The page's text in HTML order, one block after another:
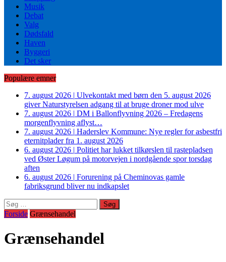
Musik
Debat
Valg
Dødsfald
Haven
Byggeri
Det sker
Populære emner
7. august 2026 | Ulvekontakt med børn den 5. august 2026
giver Naturstyrelsen adgang til at bruge droner mod ulve
7. august 2026 | DM i Ballonflyvning 2026 – Fredagens
morgenflyvning aflyst…
7. august 2026 | Haderslev Kommune: Nye regler for asbestfri
eternitplader fra 1. august 2026
6. august 2026 | Politiet har lukket tilkørslen til rastepladsen
ved Øster Løgum på motorvejen i nordgående spor torsdag
aften
6. august 2026 | Forurening på Cheminovas gamle
fabriksgrund bliver nu indkapslet
Søg
efter:
Forside Grænsehandel
Grænsehandel